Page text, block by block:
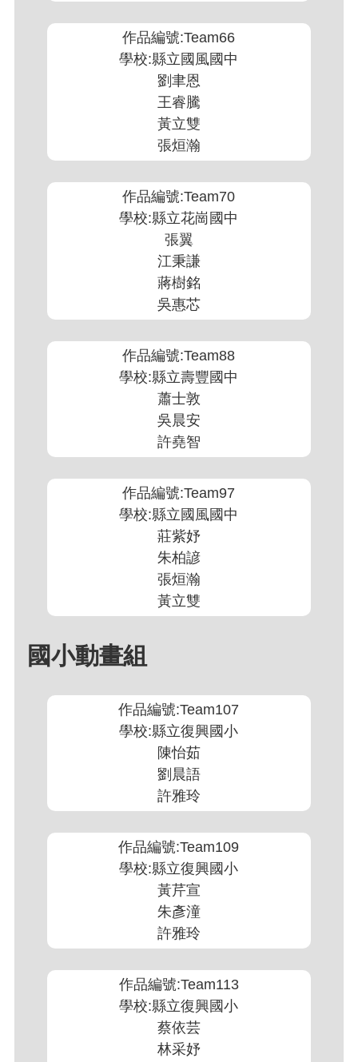
作品編號:Team66
學校:縣立國風國中
劉聿恩
王睿騰
黃立雙
張烜瀚
作品編號:Team70
學校:縣立花崗國中
張翼
江秉謙
蔣樹銘
吳惠芯
作品編號:Team88
學校:縣立壽豐國中
蕭士敦
吳晨安
許堯智
作品編號:Team97
學校:縣立國風國中
莊紫妤
朱柏諺
張烜瀚
黃立雙
國小動畫組
作品編號:Team107
學校:縣立復興國小
陳怡茹
劉晨語
許雅玲
作品編號:Team109
學校:縣立復興國小
黃芹宣
朱彥潼
許雅玲
作品編號:Team113
學校:縣立復興國小
蔡依芸
林采妤